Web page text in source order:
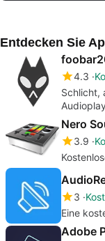
Entdecken Sie
4.3
Schlicht,
Nero
3.9
3
Eine
Adobe